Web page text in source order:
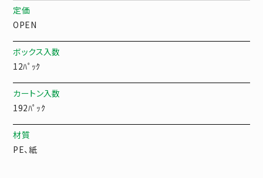
定価
OPEN
ボックス入数
12ﾊﾟｯｸ
カートン入数
192ﾊﾟｯｸ
材質
PE、紙